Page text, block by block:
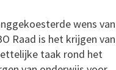
wens van
Raad is het krijgen van
taak rond het